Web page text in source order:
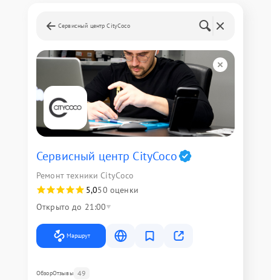
Сервисный центр CityCoco
Сервисный центр CityCoco
Ремонт техники CityCoco
5,050 оценки
Открыто до 21:00
Маршрут
ОбзорОтзывы 49